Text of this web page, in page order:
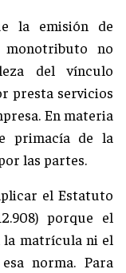
la emisión de
no
del vínculo
presta servicios
En materia
primacía de la
las partes.
el Estatuto
porque el
matrícula ni el
norma. Para